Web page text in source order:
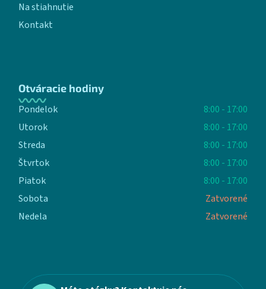
Na stiahnutie
Kontakt
Otváracie hodiny
Pondelok
8:00 - 17:00
Utorok
8:00 - 17:00
Streda
8:00 - 17:00
Štvrtok
8:00 - 17:00
Piatok
8:00 - 17:00
Sobota
Zatvorené
Nedela
Zatvorené